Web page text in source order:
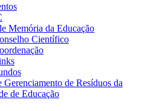
Memória da Educação
Científico
Gerenciamento de Resíduos da
de Educação